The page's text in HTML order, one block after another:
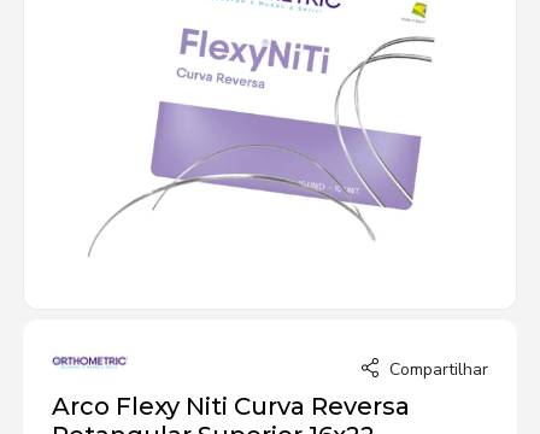
Compartilhar
Arco Flexy Niti Curva Reversa